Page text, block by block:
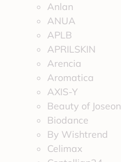
Anlan
ANUA
APLB
APRILSKIN
Arencia
Aromatica
AXIS-Y
Beauty of Joseon
Biodance
By Wishtrend
Celimax